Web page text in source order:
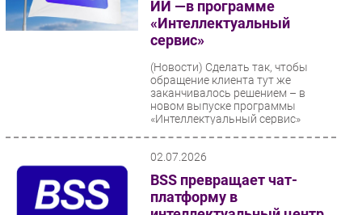
Новости
Аналитика
Каталог компаний
ИИ —в программе
«Интеллектуальный
сервис»
(Новости) Сделать так, чтобы
обращение клиента тут же
заканчивалось решением – в
новом выпуске программы
«Интеллектуальный сервис»
02.07.2026
BSS превращает чат-
платформу в